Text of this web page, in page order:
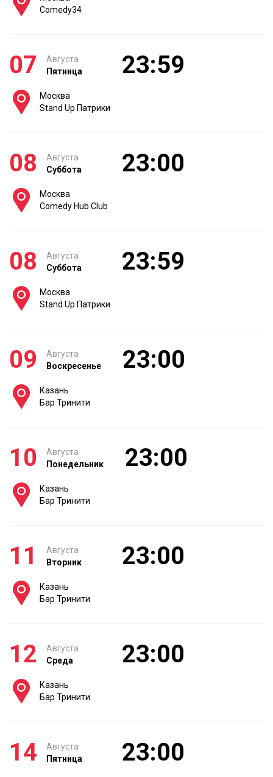
Comedy34
07
Августа
Пятница
23:59
Москва
Stand Up Патрики
08
Августа
Суббота
23:00
Москва
Comedy Hub Club
08
Августа
Суббота
23:59
Москва
Stand Up Патрики
09
Августа
Воскресенье
23:00
Казань
Бар Тринити
10
Августа
Понедельник
23:00
Казань
Бар Тринити
11
Августа
Вторник
23:00
Казань
Бар Тринити
12
Августа
Среда
23:00
Казань
Бар Тринити
14
Августа
Пятница
23:00